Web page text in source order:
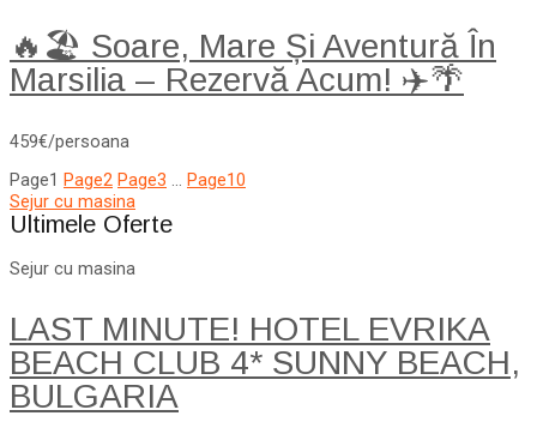
🔥🏖️ Soare, Mare Și Aventură În
Marsilia – Rezervă Acum! ✈️🌴
459€/persoana
Page1 Page2 Page3 … Page10
Sejur cu masina
Ultimele Oferte
Sejur cu masina
LAST MINUTE! HOTEL EVRIKA
BEACH CLUB 4* SUNNY BEACH,
BULGARIA